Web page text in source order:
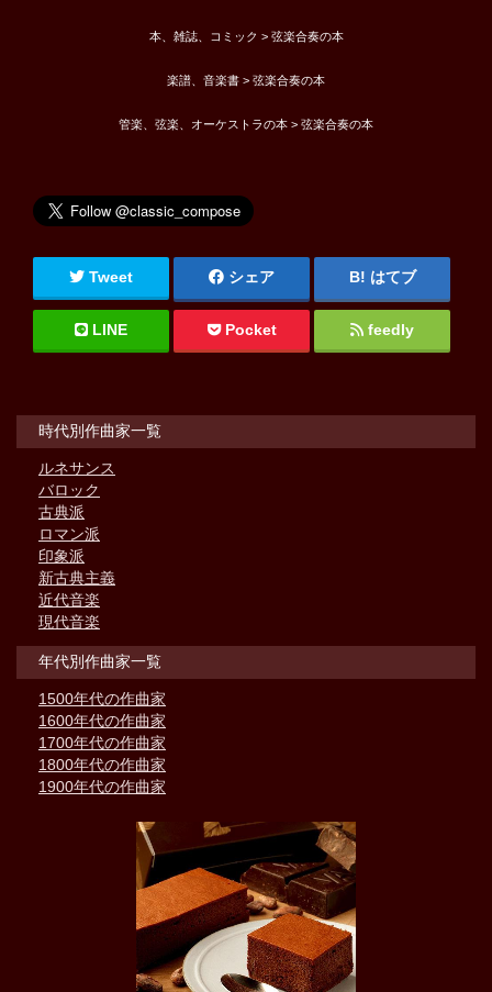
本、雑誌、コミック > 弦楽合奏の本
楽譜、音楽書 > 弦楽合奏の本
管楽、弦楽、オーケストラの本 > 弦楽合奏の本
Tweet シェア はてブ
LINE Pocket feedly
時代別作曲家一覧
ルネサンス
バロック
古典派
ロマン派
印象派
新古典主義
近代音楽
現代音楽
年代別作曲家一覧
1500年代の作曲家
1600年代の作曲家
1700年代の作曲家
1800年代の作曲家
1900年代の作曲家